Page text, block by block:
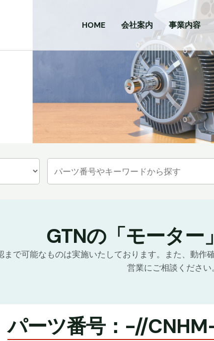
HOME 会社案内 事業内容
GTNの「モーター
で可能なものは実施いたしております。また、動
営業にご相談ください。
パーツ番号：-//